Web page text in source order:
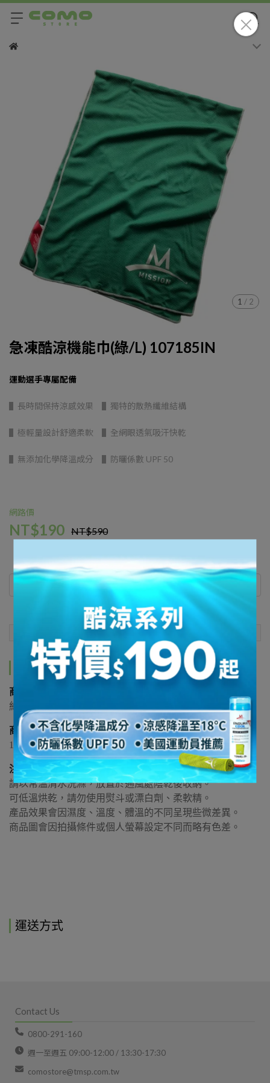
1 / 2
急凍酷涼機能巾(綠/L) 107185IN
運動選手專屬配備
▌長時間保持涼感效果 ▌獨特的散熱纖維結構
▌極輕量設計舒適柔軟 ▌全網眼透氣吸汗快乾
▌無添加化學降溫成分 ▌防曬係數 UPF 50
網路價
NT$190 NT$590
規格說明
商品介紹
商品規格：
約 30.5
商品材質：
100% POLYESTER聚酯纖維
注意事項：
請以常溫清水洗滌，放置於通風處陰乾後收納。
可低溫烘乾，請勿使用熨斗或漂白劑、柔軟精。
產品效果會因濕度、溫度、體溫的不同呈現些微差異。
商品圖會因拍攝條件或個人螢幕設定不同而略有色差。
運送方式
Contact Us
0800-291-160
週一至週五 09:00-12:00 / 13:30-17:30
comostore@tmsp.com.tw